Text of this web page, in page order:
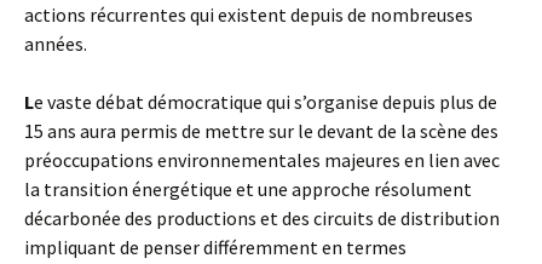
actions récurrentes qui existent depuis de nombreuses
années.
Le vaste débat démocratique qui s’organise depuis plus de
15 ans aura permis de mettre sur le devant de la scène des
préoccupations environnementales majeures en lien avec
la transition énergétique et une approche résolument
décarbonée des productions et des circuits de distribution
impliquant de penser différemment en termes